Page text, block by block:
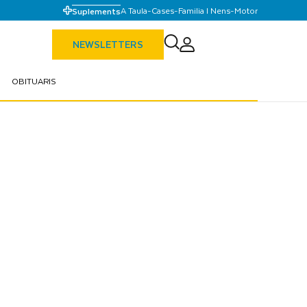
SuplementsA Taula-Cases-Familia I Nens-Motor
NEWSLETTERS
OBITUARIS